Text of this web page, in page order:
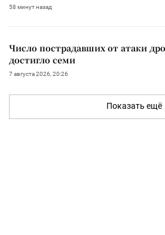
58 минут назад
Число пострадавших от атаки
достигло семи
7 августа 2026, 20:26
Показать ещё